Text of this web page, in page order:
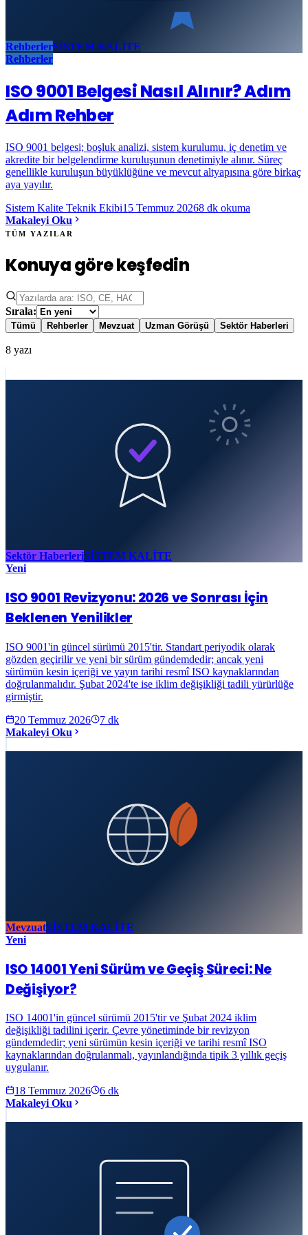
RehberlerSİSTEM KALİTE
Rehberler
ISO 9001 Belgesi Nasıl Alınır? Adım
Adım Rehber
ISO 9001 belgesi; boşluk analizi, sistem kurulumu, iç denetim ve
akredite bir belgelendirme kuruluşunun denetimiyle alınır. Süreç
genellikle kuruluşun büyüklüğüne ve mevcut altyapısına göre birkaç
aya yayılır.
Sistem Kalite Teknik Ekibi15 Temmuz 20268 dk okuma
Makaleyi Oku
TÜM YAZILAR
Konuya göre keşfedin
Sırala:
Tümü Rehberler Mevzuat Uzman Görüşü Sektör Haberleri
8 yazı
Sektör HaberleriSİSTEM KALİTE
Yeni
ISO 9001 Revizyonu: 2026 ve Sonrası İçin
Beklenen Yenilikler
ISO 9001'in güncel sürümü 2015'tir. Standart periyodik olarak
gözden geçirilir ve yeni bir sürüm gündemdedir; ancak yeni
sürümün kesin içeriği ve yayın tarihi resmî ISO kaynaklarından
doğrulanmalıdır. Şubat 2024'te ise iklim değişikliği tadili yürürlüğe
girmiştir.
20 Temmuz 2026
7 dk
Makaleyi Oku
MevzuatSİSTEM KALİTE
Yeni
ISO 14001 Yeni Sürüm ve Geçiş Süreci: Ne
Değişiyor?
ISO 14001'in güncel sürümü 2015'tir ve Şubat 2024 iklim
değişikliği tadilini içerir. Çevre yönetiminde bir revizyon
gündemdedir; yeni sürümün kesin içeriği ve tarihi resmî ISO
kaynaklarından doğrulanmalı, yayınlandığında tipik 3 yıllık geçiş
uygulanır.
18 Temmuz 2026
6 dk
Makaleyi Oku